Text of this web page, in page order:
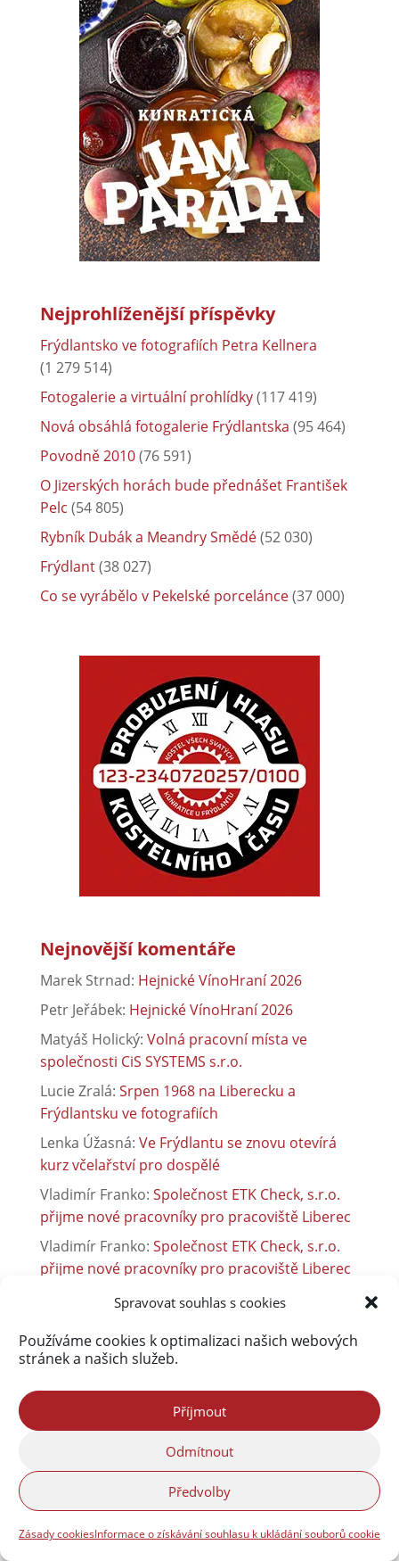
Spravovat souhlas s cookies
Používáme cookies k optimalizaci našich webových
stránek a našich služeb.
Příjmout
Odmítnout
Předvolby
Zásady cookiesInformace o získávání souhlasu k ukládání souborů cookie
Nejprohlíženější příspěvky
Frýdlantsko ve fotografiích Petra Kellnera
(1 279 514)
Fotogalerie a virtuální prohlídky(117 419)
Nová obsáhlá fotogalerie Frýdlantska (95 464)
Povodně 2010(76 591)
O Jizerských horách bude přednášet František
Pelc (54 805)
Rybník Dubák a Meandry Smědé(52 030)
Frýdlant(38 027)
Co se vyrábělo v Pekelské porcelánce(37 000)
Nejnovější komentáře
Marek Strnad: Hejnické VínoHraní 2026
Petr Jeřábek: Hejnické VínoHraní 2026
Matyáš Holický: Volná pracovní místa ve
společnosti CiS SYSTEMS s.r.o.
Lucie Zralá: Srpen 1968 na Liberecku a
Frýdlantsku ve fotografiích
Lenka Úžasná: Ve Frýdlantu se znovu otevírá
kurz včelařství pro dospělé
Vladimír Franko: Společnost ETK Check, s.r.o.
přijme nové pracovníky pro pracoviště Liberec
Vladimír Franko: Společnost ETK Check, s.r.o.
přijme nové pracovníky pro pracoviště Liberec
Martin Hodonicky:Sběrný dvůr je otevřen jinak